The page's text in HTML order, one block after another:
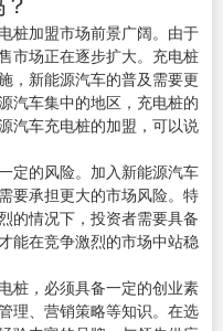
桩加盟市场前景广阔。由于
市场正在逐步扩大。充电桩
，新能源汽车的普及需要更
汽车集中的地区，充电桩的
汽车充电桩的加盟，可以说
定的风险。加入新能源汽车
要承担更大的市场风险。特
的情况下，投资者需要具备
能在竞争激烈的市场中站稳
桩，必须具备一定的创业素
理、营销策略等知识。在选